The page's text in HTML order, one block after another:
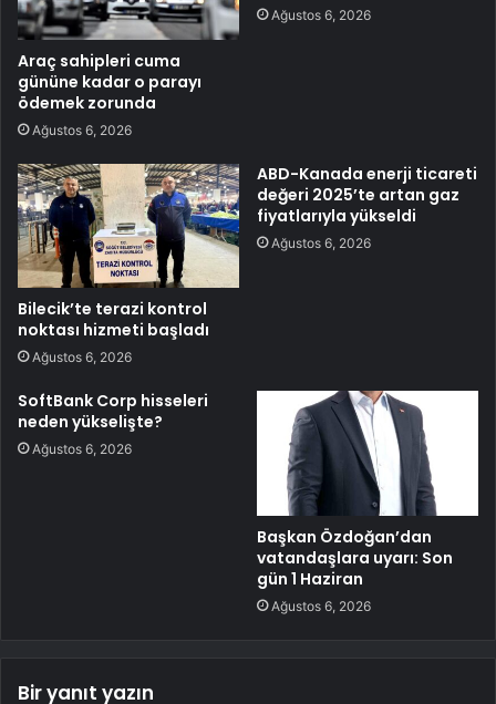
Araç sahipleri cuma
gününe kadar o parayı
ödemek zorunda
Ağustos 6, 2026
Ağustos 6, 2026
Bilecik’te terazi kontrol
noktası hizmeti başladı
Ağustos 6, 2026
ABD-Kanada enerji ticareti
değeri 2025’te artan gaz
fiyatlarıyla yükseldi
Ağustos 6, 2026
SoftBank Corp hisseleri
neden yükselişte?
Ağustos 6, 2026
Başkan Özdoğan’dan
vatandaşlara uyarı: Son
gün 1 Haziran
Ağustos 6, 2026
Bir yanıt yazın